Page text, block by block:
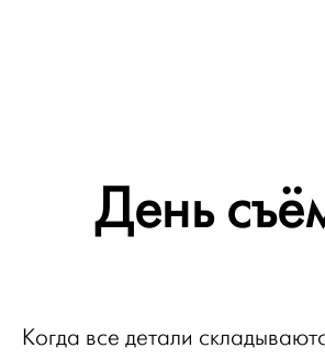
День
Когда все детали